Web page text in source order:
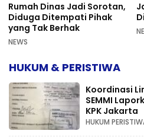
Rumah Dinas Jadi Sorotan,
Diduga Ditempati Pihak
yang Tak Berhak
NEWS
HUKUM & PERISTIWA
Koordinasi
SEMMI
KPK Jakarta
HUKUM